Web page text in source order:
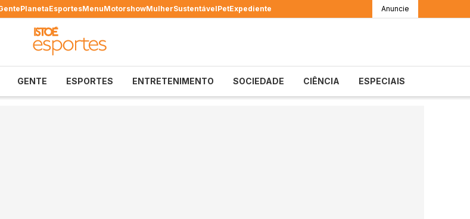
PlanetaEsportesMenuMotorshowMulherSustentávelPetExpediente Anuncie
GENTE ESPORTES ENTRETENIMENTO SOCIEDADE CIÊNCIA ESPECIAIS